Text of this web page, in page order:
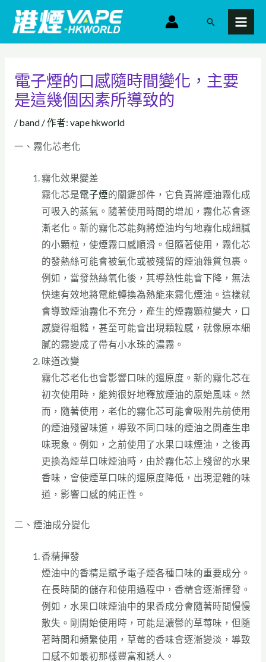
主
搜
電子煙的口感隨時間變化，主要
是這幾個因素所導致的
/band/ 作者: vape hkworld
一、霧化芯老化
霧化效果變差
霧化芯是電子煙的關鍵部件，它負責將煙油霧化成
可吸入的蒸氣。隨著使用時間的增加，霧化芯會逐
漸老化。新的霧化芯能夠將煙油均勻地霧化成細膩
的小顆粒，使煙霧口感順滑。但隨著使用，霧化芯
的發熱絲可能會被氧化或被殘留的煙油雜質包裹。
例如，當發熱絲氧化後，其導熱性能會下降，無法
快速有效地將電能轉換為熱能來霧化煙油。這樣就
會導致煙油霧化不充分，產生的煙霧顆粒變大，口
感變得粗糙，甚至可能會出現顆粒感，就像原本細
膩的霧變成了帶有小水珠的濃霧。
味道改變
霧化芯老化也會影響口味的還原度。新的霧化芯在
初次使用時，能夠很好地釋放煙油的原始風味。然
而，隨著使用，老化的霧化芯可能會吸附先前使用
的煙油殘留味道，導致不同口味的煙油之間產生串
味現象。例如，之前使用了水果口味煙油，之後再
更換為煙草口味煙油時，由於霧化芯上殘留的水果
香味，會使煙草口味的還原度降低，出現混雜的味
道，影響口感的純正性。
二、煙油成分變化
香精揮發
煙油中的香精是賦予電子煙各種口味的重要成分。
在長時間的儲存和使用過程中，香精會逐漸揮發。
例如，水果口味煙油中的果香成分會隨著時間慢慢
散失。剛開始使用時，可能是濃鬱的草莓味，但隨
著時間和頻繁使用，草莓的香味會逐漸變淡，導致
口感不如最初那樣豐富和誘人。